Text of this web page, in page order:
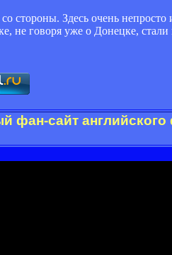
стороны. Здесь очень
не говоря уже о Донецке,
фан-сайт английского